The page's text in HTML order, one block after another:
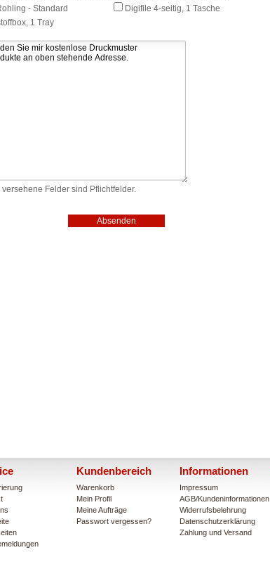
- Standard
Digifile 4-seitig, 1 Tasche
1 Tray
Felder sind Pflichtfelder.
Kundenbereich
Warenkorb
Mein Profil
Meine Aufträge
Passwort vergessen?
Informationen
Impressum
AGB/Kundeninformationen
Widerrufsbelehrung
Datenschutzerklärung
Zahlung und Versand